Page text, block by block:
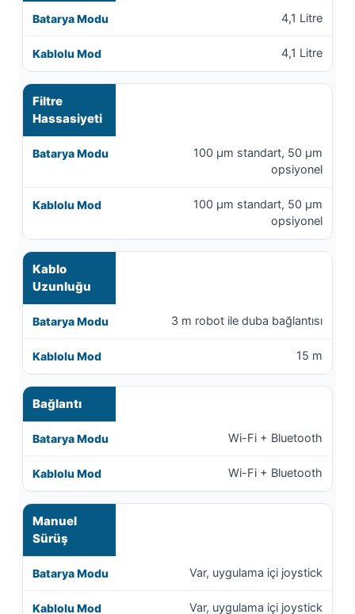
4,1 Litre
4,1 Litre
Filtre
Hassasiyeti
100 µm standart, 50 µm
opsiyonel
100 µm standart, 50 µm
opsiyonel
Kablo
Uzunluğu
3 m robot ile duba bağlantısı
15 m
Bağlantı
Wi-Fi + Bluetooth
Wi-Fi + Bluetooth
Manuel
Sürüş
Var, uygulama içi joystick
Var, uygulama içi joystick